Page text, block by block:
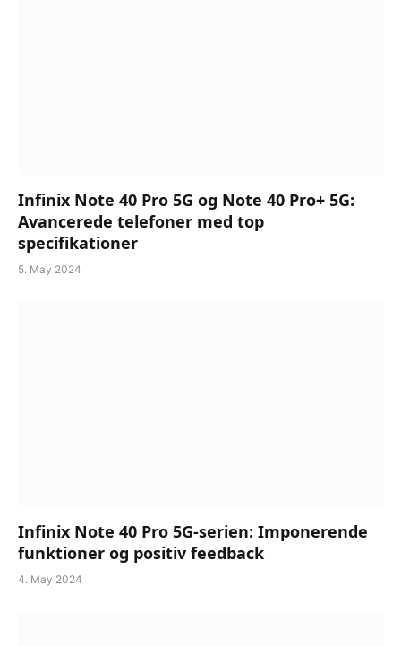
Infinix Note 40 Pro 5G og Note 40 Pro+ 5G:
Avancerede telefoner med top
specifikationer
5. May 2024
Infinix Note 40 Pro 5G-serien: Imponerende
funktioner og positiv feedback
4. May 2024